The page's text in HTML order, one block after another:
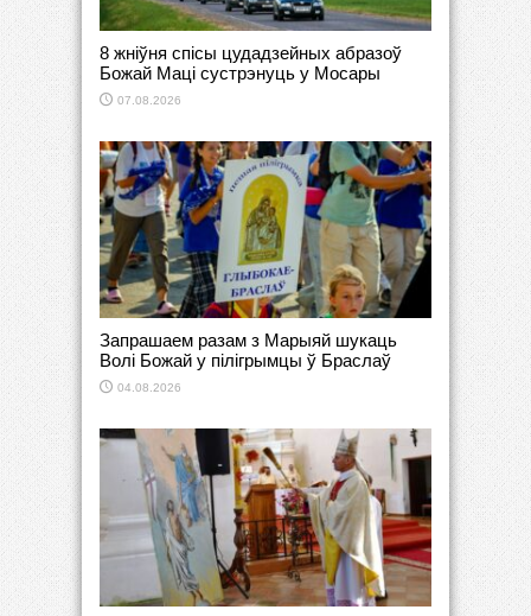
8 жніўня спісы цудадзейных абразоў
Божай Маці сустрэнуць у Мосары
07.08.2026
Запрашаем разам з Марыяй шукаць
Волі Божай у пілігрымцы ў Браслаў
04.08.2026